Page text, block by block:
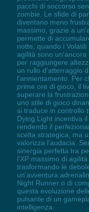
pacchi di soccorso
zombie. Le sfide di
diventano meno
massimo, grazie a
permette di
notte, quando i
agilità sono
per raggiungere
un rullo d'atterraggio
l'annientamento. Per
prime ore di gioco, il
superare la
uno stile di gioco
si traduce in controllo
Dying Light incentiva
rendendo il
scelta strategica, ma
valorizza l'audacia.
sinergia perfetta tra
l'XP massimo di
trasformando le
un'avventura
Night Runner o di
questa evoluzione
pulsante di un
intelligenza.